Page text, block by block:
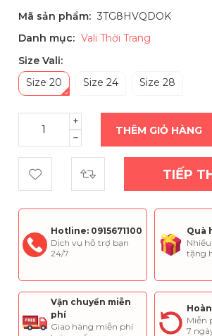
Mã sản phẩm: 3TG8HVQDOK
Danh mục: Vali Thời Trang
Size Vali:
Size 20
Size 24 Size 28
THÊM GIỎ HÀNG
TIẾP
Hotline: 0915671100
Dịch vụ hỗ trợ bạn
24/7
Quà
tặng
Vận chuyển miễn
phí
Giao hàng miễn phí
Miễn
7